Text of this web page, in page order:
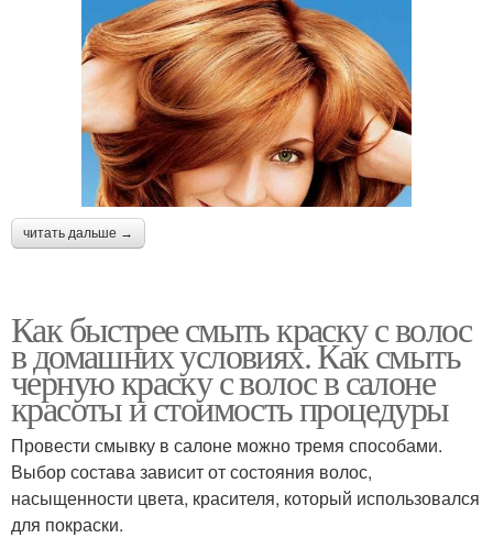
читать дальше →
Как быстрее смыть краску с волос
в домашних условиях. Как смыть
черную краску с волос в салоне
красоты и стоимость процедуры
Провести смывку в салоне можно тремя способами.
Выбор состава зависит от состояния волос,
насыщенности цвета, красителя, который использовался
для покраски.